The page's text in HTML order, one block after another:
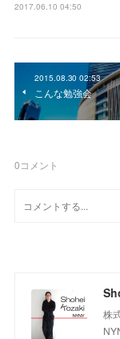
2017.06.10 04:50
2015.08.30 02:53
こんな勉強会
0コメント
株